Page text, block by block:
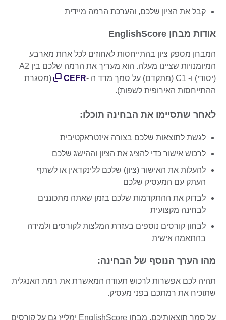
קבל את הציון שלכם, והערכת הרמה מיידית
אודות מבחן EnglishScore
המבחן מספק ציון בהתייחסות לאחוזים לכל אחת מארבע
המיומנויות שציינו מעלה. הוא מעריך את הרמה שלכם בין A2
(יסודי) ו- C1 (מתקדם) על סמך מדד ה -
CEFR
(מסגרת
ההתייחסות האירופית לשפות).
לאחר שתסיימו את הבחינה תוכלו:
לגשת לתוצאות שלכם בצורה אינטראקטיבית
לרכוש אישור כדי להציג את הציון וההישג שלכם
להעלות את האישור (ציון) שלכם ללינקדאין או לשתף
העתק עם המעסיק שלכם
לבדוק את ההתקדמות שלכם בזמן שאתה מתכוננים
לבחינה מקצועית
לבחון קורסים נוספים בעזרת המלצות לקורסים ולמידה
בהתאמה אישית
מהו הערך הנוסף של הבחינה:
תהיה לכם אפשרות לרכוש תעודה המאשרת את רמת האנגלית
שתוכיח את רמתכם בפני מעסיק.
על סמך תוצאותיכם, מבחן EnglishScore ימליץ גם על קורסים